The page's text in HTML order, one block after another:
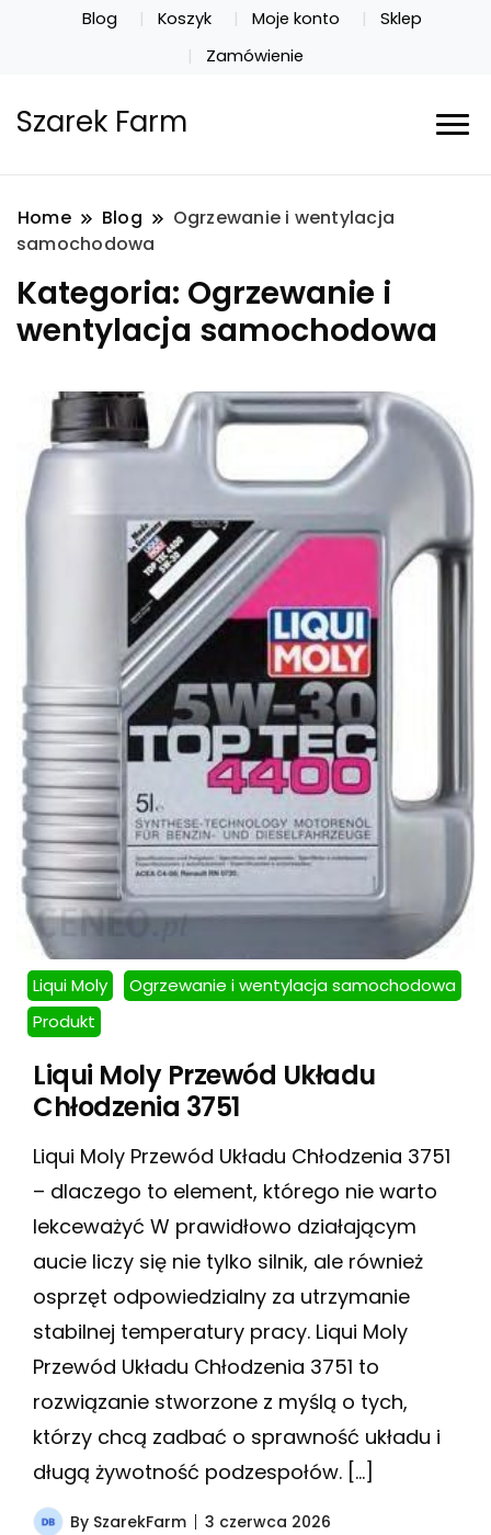
Blog Koszyk Moje konto
Sklep
Zamówienie
Szarek Farm
Home Blog
Ogrzewanie i wentylacja
samochodowa
Kategoria: Ogrzewanie i
wentylacja samochodowa
Liqui Moly
Ogrzewanie i wentylacja samochodowa
Produkt
Liqui Moly Przewód Układu
Chłodzenia 3751
Liqui Moly Przewód Układu Chłodzenia 3751
– dlaczego to element, którego nie warto
lekceważyć W prawidłowo działającym
aucie liczy się nie tylko silnik, ale również
osprzęt odpowiedzialny za utrzymanie
stabilnej temperatury pracy. Liqui Moly
Przewód Układu Chłodzenia 3751 to
rozwiązanie stworzone z myślą o tych,
którzy chcą zadbać o sprawność układu i
długą żywotność podzespołów. […]
By SzarekFarm 3 czerwca 2026